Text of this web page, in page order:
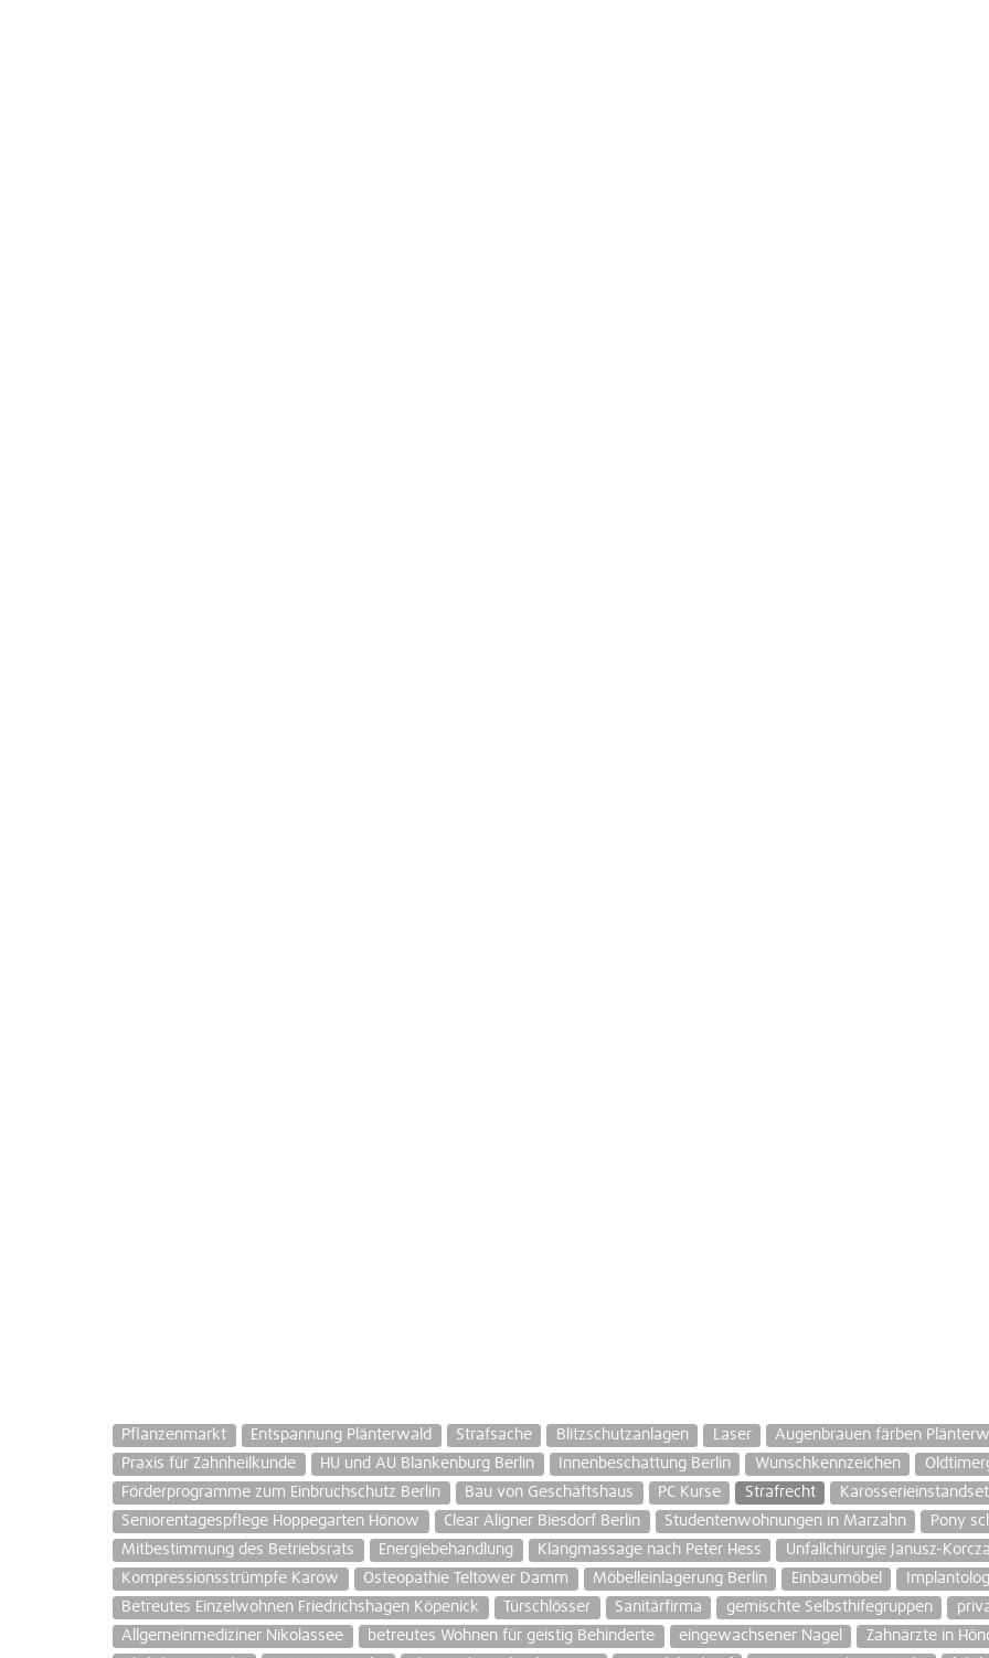
Pflanzenmarkt Entspannung Plänterwald Strafsache Blitzschutzanlagen Laser Augenbrauen färben
Praxis für Zahnheilkunde
HU und AU Blankenburg Berlin Innenbeschattung Berlin Wunschkennzeichen
Förderprogramme zum Einbruchschutz Berlin
Bau von Geschäftshaus PC Kurse Strafrecht
Seniorentagespflege Hoppegarten Hönow
Clear Aligner Biesdorf Berlin Studentenwohnungen in Marzahn Pony
Mitbestimmung des Betriebsrats
Energiebehandlung Klangmassage nach Peter Hess Unfallchirurgie Janusz-
Kompressionsstrümpfe Karow
Osteopathie Teltower Damm Möbelleinlagerung Berlin Einbaumöbel
Betreutes Einzelwohnen Friedrichshagen Köpenick
Türschlösser Sanitärfirma gemischte Selbsthifegruppen
Allgemeinmediziner Nikolassee
betreutes Wohnen für geistig Behinderte eingewachsener Nagel Zahnärzte in